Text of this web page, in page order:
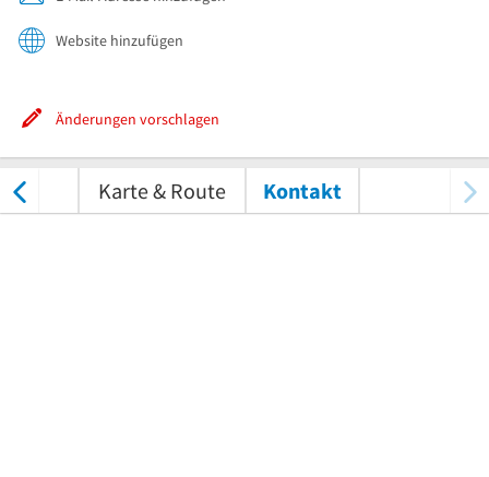
Website hinzufügen
Änderungen vorschlagen
Karte & Route Kontakt